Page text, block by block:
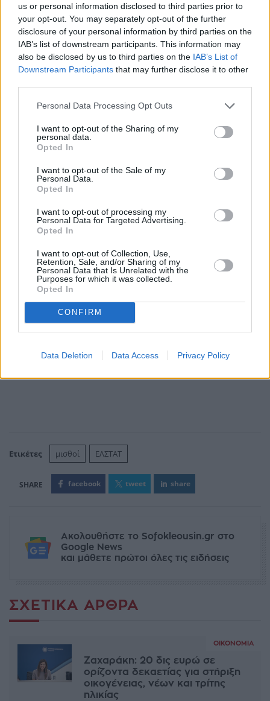
us or personal information disclosed to third parties prior to
your opt-out. You may separately opt-out of the further
disclosure of your personal information by third parties on the
IAB’s list of downstream participants. This information may
also be disclosed by us to third parties on the IAB’s List of
Downstream Participants that may further disclose it to other
Personal Data Processing Opt Outs
I want to opt-out of the Sharing of my
personal data.
Opted In
I want to opt-out of the Sale of my
Personal Data.
Opted In
I want to opt-out of processing my
Personal Data for Targeted Advertising.
Opted In
I want to opt-out of Collection, Use,
Retention, Sale, and/or Sharing of my
Personal Data that Is Unrelated with the
Purposes for which it was collected.
Opted In
CONFIRM
Data Deletion Data Access Privacy Policy
Ετικέτες μισθοί ΕΛΣΤΑΤ
facebook tweet share
Ακολουθήστε το Sofokleousin.gr στο
Google News
και μάθετε πρώτοι όλες τις ειδήσεις
ΣΧΕΤΙΚΆ ΆΡΘΡΑ
ΟΙΚΟΝΟΜΊΑ
Ζαχαράκη: 20 δις ευρώ σε
ορίζοντα δεκαετίας για στήριξη
οικογένειας, νέων και τρίτης
ηλικίας